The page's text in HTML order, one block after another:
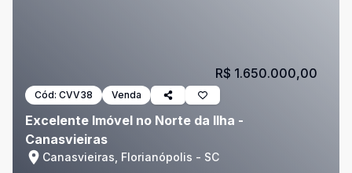
Cód: CVV38 Venda
Excelente Imóvel no Norte da Ilha -
Canasvieiras
Canasvieiras, Florianópolis - SC
R$ 1.650.000,00